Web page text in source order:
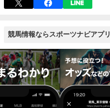
競馬情報ならスポーツナビアプリ